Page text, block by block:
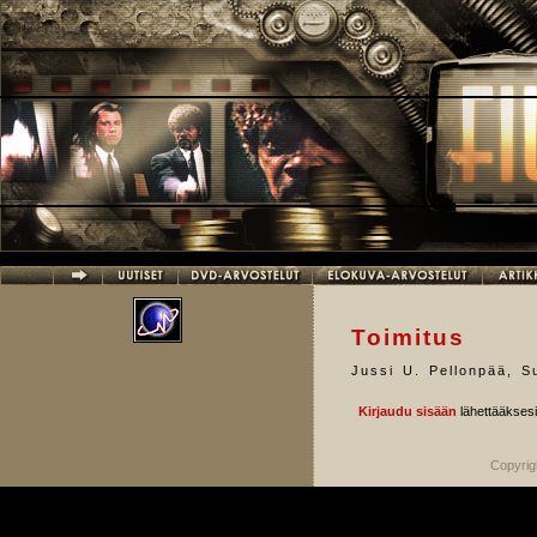
Hyppää pääsisältöön
Toimitus
Jussi U. Pellonpää
Kirjaudu sisään